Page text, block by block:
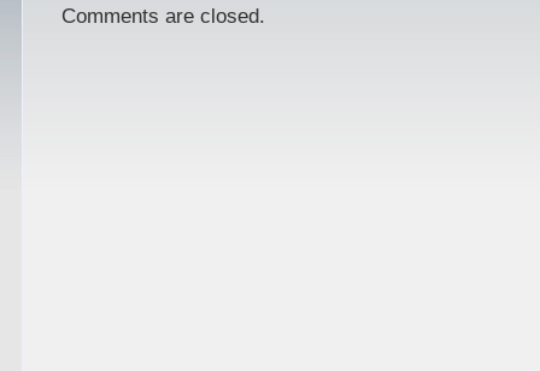
Comments are closed.